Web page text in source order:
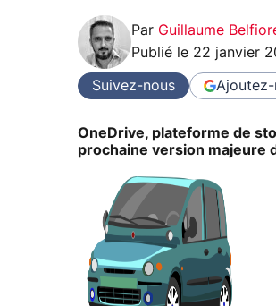
Par Guillaume
Publié le 22 janvier
Suivez-nous
OneDrive, plateforme de
prochaine version majeure